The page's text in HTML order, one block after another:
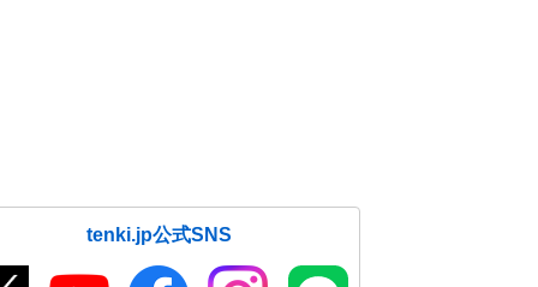
tenki.jp公式SNS